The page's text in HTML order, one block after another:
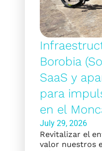
Borobia
SaaS y
para
en el
July 29, 2026
Revitalizar el
valor nuestros